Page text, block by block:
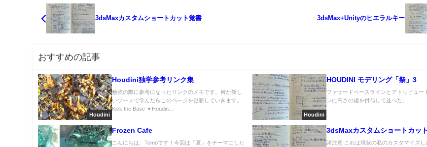
3dsMaxカスタムショートカット覚書 3dsMax+Unityのヒエラルキー
おすすめの記事
Houdini
Houdini独学参考リンク集
勉強の際に参考になったリンクのメモです。何か新し
いソースで学んだらこのページを更新していきます。
Kick the Base ▼Houdin...
Houdini
HOUDINI モデリング「祭」3
ファサードベースラインとアトリビュー
ンに高さの値を付与して並べた。...
Frozen Cafe
こんにちは、Tomoです！今回は「夏」をテーマにした
3dsMaxカスタムショートカッ
諸注意 これは現状の私のカスタマイズし